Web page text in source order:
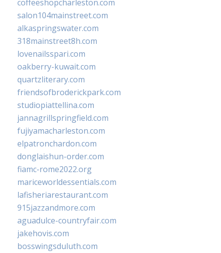
coffeeshopcharleston.com
salon104mainstreet.com
alkaspringswater.com
318mainstreet8h.com
lovenailsspari.com
oakberry-kuwait.com
quartzliterary.com
friendsofbroderickpark.com
studiopiattellina.com
jannagrillspringfield.com
fujiyamacharleston.com
elpatronchardon.com
donglaishun-order.com
fiamc-rome2022.org
mariceworldessentials.com
lafisheriarestaurant.com
915jazzandmore.com
aguadulce-countryfair.com
jakehovis.com
bosswingsduluth.com